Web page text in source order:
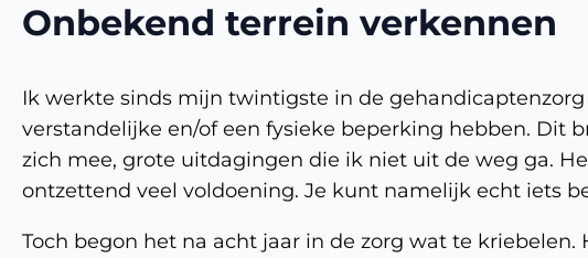
Onbekend terrein verkennen
Ik werkte sinds mijn twintigste in de
verstandelijke en/of een fysieke beperking hebben. Dit
zich mee, grote uitdagingen die ik niet uit de weg ga.
ontzettend veel voldoening. Je kunt namelijk echt iets
Toch begon het na acht jaar in de zorg wat te kriebelen.